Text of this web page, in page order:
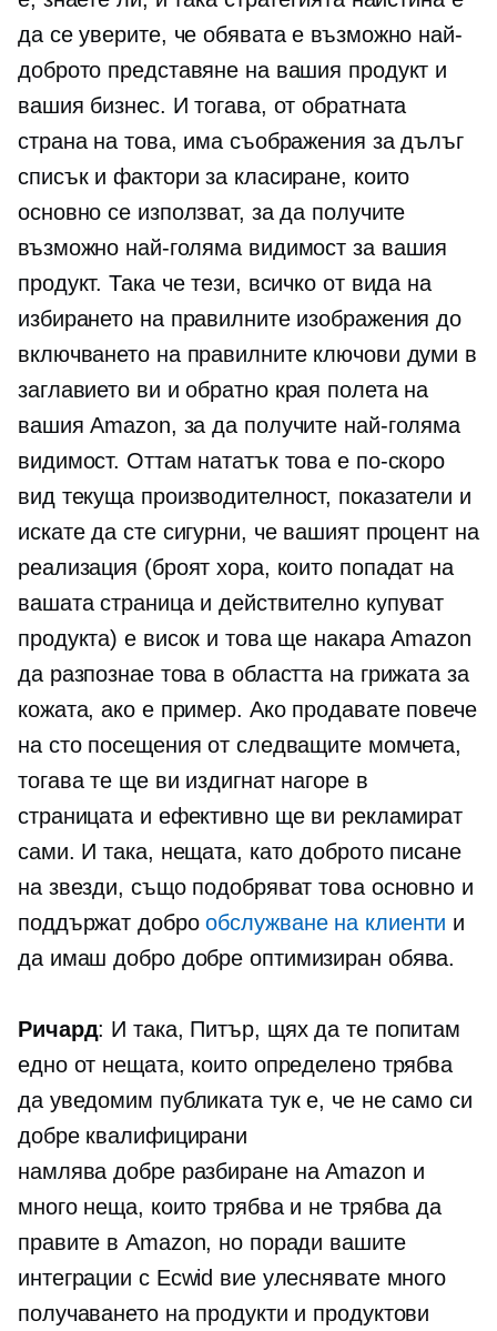
да се уверите, че обявата е възможно най-
доброто представяне на вашия продукт и
вашия бизнес. И тогава, от обратната
страна на това, има съображения за дълъг
списък и фактори за класиране, които
основно се използват, за да получите
възможно най-голяма видимост за вашия
продукт. Така че тези, всичко от вида на
избирането на правилните изображения до
включването на правилните ключови думи в
заглавието ви иобратно края полета на
вашия Amazon, за да получите най-голяма
видимост. Оттам нататък това е по-скоро
вид текуща производителност, показатели и
искате да сте сигурни, че вашият процент на
реализация (броят хора, които попадат на
вашата страница и действително купуват
продукта) е висок и това ще накара Amazon
да разпознае това в областта на грижата за
кожата, ако е пример. Ако продавате повече
на сто посещения от следващите момчета,
тогава те ще ви издигнат нагоре в
страницата и ефективно ще ви рекламират
сами. И така, нещата, като доброто писане
на звезди, също подобряват това основно и
поддържат доброобслужване на клиенти и
да имаш добро добре оптимизиран обява.
Ричард: И така, Питър, щях да те попитам
едно от нещата, които определено трябва
да уведомим публиката тук е, че не само си
добре квалифицирани
намлявадобре разбиранена Amazon и
много неща, които трябва и не трябва да
правите в Amazon, но поради вашите
интеграции с Ecwid вие улеснявате много
получаването на продукти и продуктови